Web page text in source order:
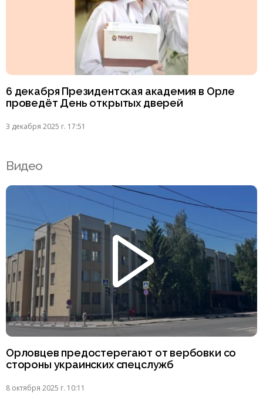
6 декабря Президентская академия в Орле
проведёт День открытых дверей
3 декабря 2025 г. 17:51
Видео
Орловцев предостерегают от вербовки со
стороны украинских спецслужб
8 октября 2025 г. 10:11